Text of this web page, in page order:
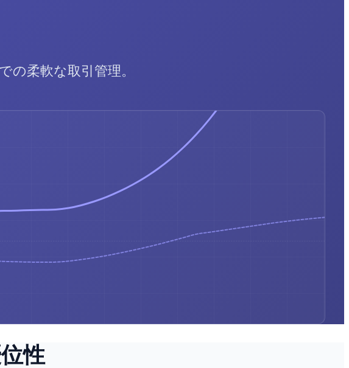
柔軟な取引管理。
性